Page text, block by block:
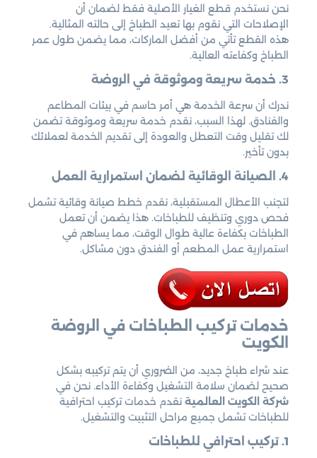
نحن نستخدم قطع الغيار الأصلية فقط لضمان أن
الإصلاحات التي نقوم بها تعيد الطباخ إلى حالته المثالية.
هذه القطع تأتي من أفضل الماركات، مما يضمن طول عمر
الطباخ وكفاءته العالية.
3. خدمة سريعة وموثوقة في الروضة
ندرك أن سرعة الخدمة هي أمر حاسم في بيئات المطاعم
والفنادق. لهذا السبب، نقدم خدمة سريعة وموثوقة تضمن
لك تقليل وقت التعطل والعودة إلى تقديم الخدمة لعملائك
بدون تأخير.
4. الصيانة الوقائية لضمان استمرارية العمل
لتجنب الأعطال المستقبلية، نقدم خطط صيانة وقائية تشمل
فحص دوري وتنظيف للطباخات. هذا يضمن أن تعمل
الطباخات بكفاءة عالية طوال الوقت، مما يساهم في
استمرارية عمل المطعم أو الفندق دون مشاكل.
خدمات تركيب الطباخات في الروضة
الكويت
عند شراء طباخ جديد، من الضروري أن يتم تركيبه بشكل
صحيح لضمان سلامة التشغيل وكفاءة الأداء. نحن في
شركة الكويت العالمية نقدم خدمات تركيب احترافية
للطباخات تشمل جميع مراحل التثبيت والتشغيل.
1. تركيب احترافي للطباخات